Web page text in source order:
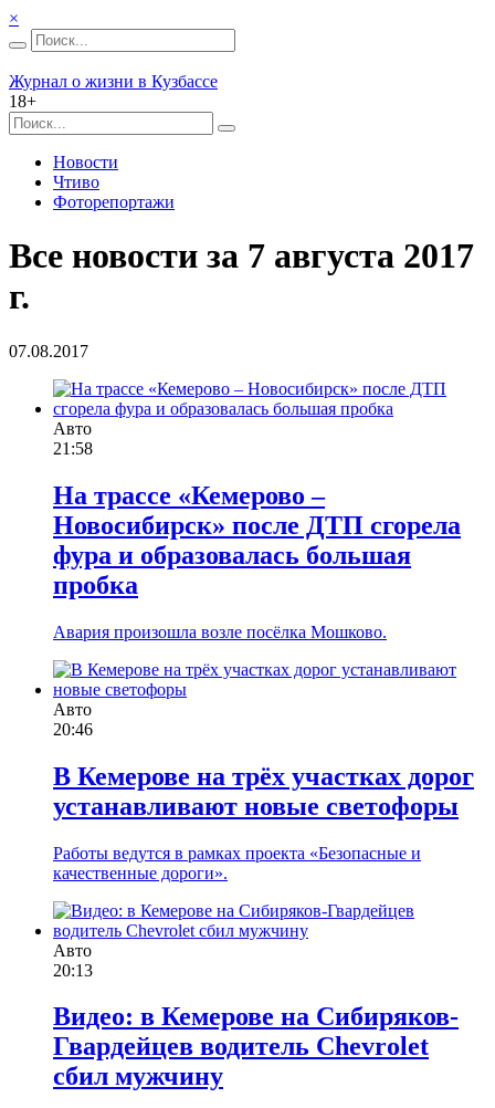
×
Журнал о жизни в Кузбассе
18+
Новости
Чтиво
Фоторепортажи
Все новости за 7 августа 2017
г.
07.08.2017
Авто
21:58
На трассе «Кемерово –
Новосибирск» после ДТП сгорела
фура и образовалась большая
пробка
Авария произошла возле посёлка Мошково.
Авто
20:46
В Кемерове на трёх участках дорог
устанавливают новые светофоры
Работы ведутся в рамках проекта «Безопасные и
качественные дороги».
Авто
20:13
Видео: в Кемерове на Сибиряков-
Гвардейцев водитель Chevrolet
сбил мужчину